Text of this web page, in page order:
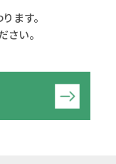
ます。
さい。